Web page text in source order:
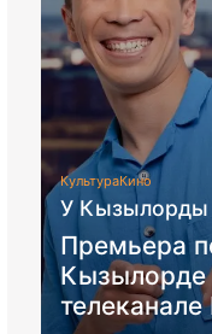
КультураКино
У Кызылорды
Премьера
Кызылорде